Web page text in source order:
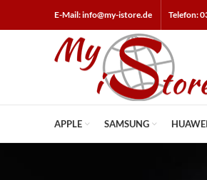
E-Mail: info@my-istore.de Telefon:
APPLE SAMSUNG HUAWEI